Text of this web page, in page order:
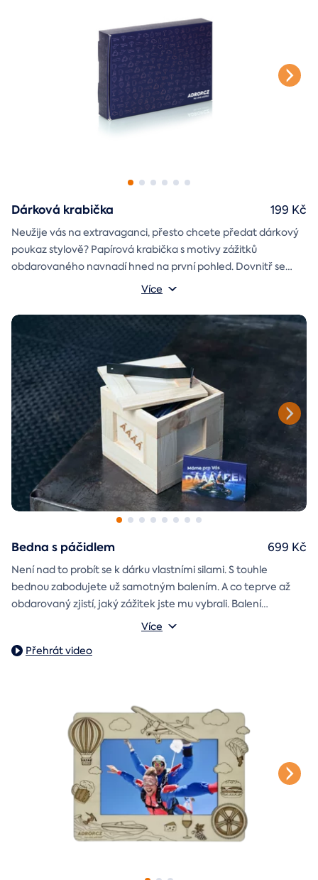
Dárková krabička
Neužije vás na extravaganci, přesto chcete předat dárkový
poukaz stylově? Papírová krabička s motivy zážitků
obdarovaného navnadí hned na první pohled. Dovnitř se
vejde i věnování a případně další drobnost pro radost.
Rozměry krabičky: 17x12x3 cmVíce
199 Kč
Bedna s páčidlem
Není nad to probít se k dárku vlastními silami. S touhle
bednou zabodujete už samotným balením. A co teprve až
obdarovaný zjistí, jaký zážitek jste mu vybrali. Balení
dárkovou skládačku
tak istylové tričko
Můžete vybrat z motivů k narozeninám, z lásky, k vánocům
Vnější rozměry: 20×20×20 cm
Více
699 Kč
Přehrát video